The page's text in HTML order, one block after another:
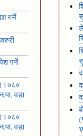
गर्ने
गर्ने
वडा
वडा